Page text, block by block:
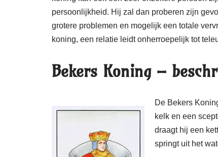
persoonlijkheid. Hij zal dan proberen zijn
grotere problemen en mogelijk een totale
koning, een relatie leidt onherroepelijk tot
Bekers Koning –
De Bekers
kelk en een
draagt hij een
springt uit het